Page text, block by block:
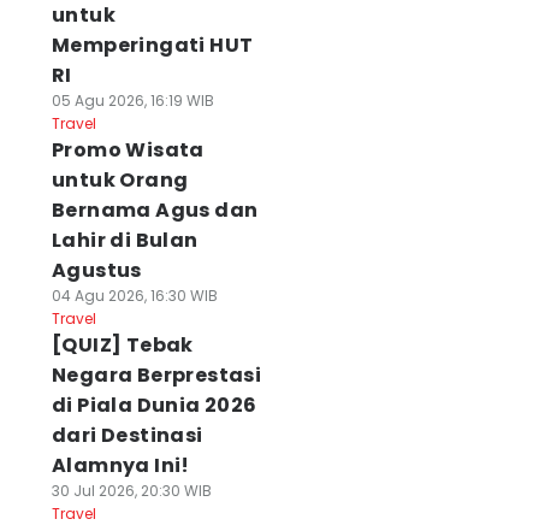
untuk
Memperingati HUT
RI
05 Agu 2026, 16:19 WIB
Travel
Promo Wisata
untuk Orang
Bernama Agus dan
Lahir di Bulan
Agustus
04 Agu 2026, 16:30 WIB
Travel
[QUIZ] Tebak
Negara Berprestasi
di Piala Dunia 2026
dari Destinasi
Alamnya Ini!
30 Jul 2026, 20:30 WIB
Travel